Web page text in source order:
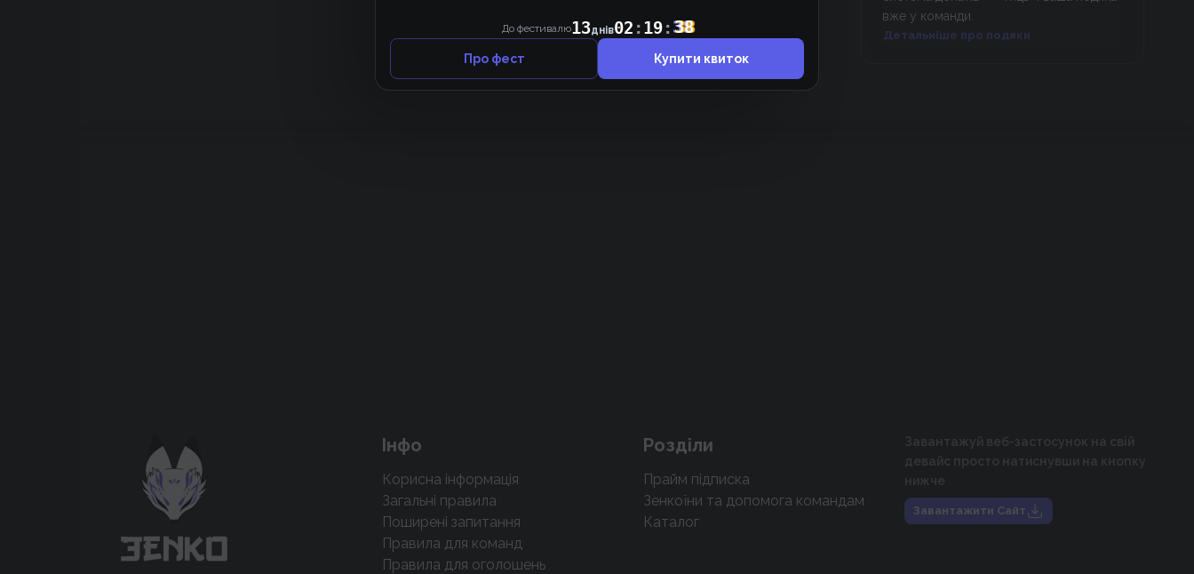
вже у команди.
Детальніше про подяки
крутих нововведень
Підтримати проєкт
Інфо
Корисна інформація
Загальні правила
Поширені запитання
Правила для команд
Правила для оголошень
Розділи
Прайм підписка
Зенкоїни та допомога командам
Каталог
Завантажуй веб-застосунок на свій
девайс просто натиснувши на кнопку
нижче
Завантажити Сайт
До фестивалю13днів02 :19:38
Про фест Купити квиток